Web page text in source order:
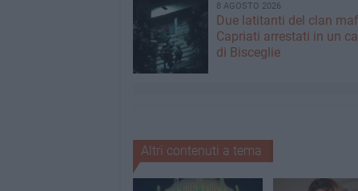
8 AGOSTO 2026
Due latitanti del clan
Capriati arrestati in un
di Bisceglie
Altri contenuti a tema